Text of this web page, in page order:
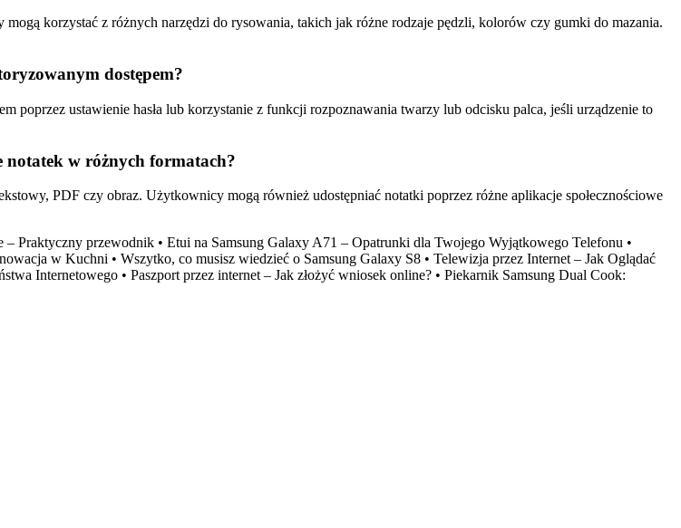
korzystać z różnych narzędzi do rysowania, takich jak różne rodzaje pędzli, kolorów czy gumki do mazania.
dostępem?
poprzez ustawienie hasła lub korzystanie z funkcji rozpoznawania twarzy lub odcisku palca, jeśli urządzenie to
notatek w różnych formatach?
PDF czy obraz. Użytkownicy mogą również udostępniać notatki poprzez różne aplikacje społecznościowe
– Praktyczny przewodnik • Etui na Samsung Galaxy A71 – Opatrunki dla Twojego Wyjątkowego Telefonu •
w Kuchni • Wszytko, co musisz wiedzieć o Samsung Galaxy S8 • Telewizja przez Internet – Jak Oglądać
Internetowego • Paszport przez internet – Jak złożyć wniosek online? • Piekarnik Samsung Dual Cook: